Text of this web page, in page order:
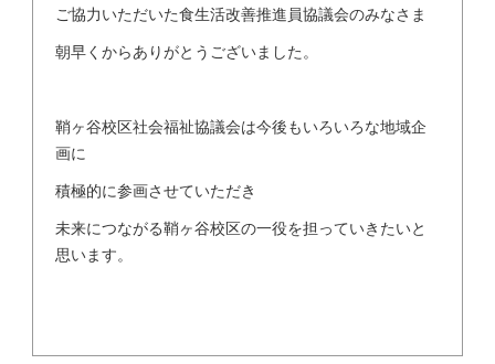
ご協力いただいた食生活改善推進員協議会のみなさま
朝早くからありがとうございました。
鞘ヶ谷校区社会福祉協議会は今後もいろいろな地域企
画に
積極的に参画させていただき
未来につながる鞘ヶ谷校区の一役を担っていきたいと
思います。